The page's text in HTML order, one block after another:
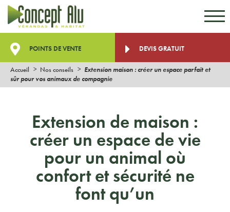
POINTS DE VENTE DEVIS GRATUIT
Accueil Nos conseils
Extension maison : créer un espace parfait et
sûr pour vos animaux de compagnie
Extension de maison :
créer un espace de vie
pour un animal où
confort et sécurité ne
font qu’un